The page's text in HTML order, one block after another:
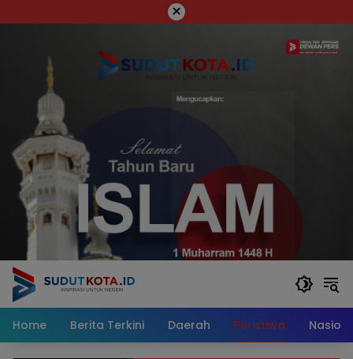
to
×
Home Berita Terkini Daerah Peristiwa